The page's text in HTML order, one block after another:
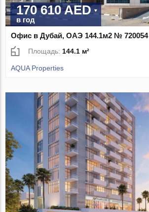
170 610 AED
в год
Офис в Дубай, ОАЭ 144.1м2 № 720054
Площадь: 144.1 м²
AQUA Properties